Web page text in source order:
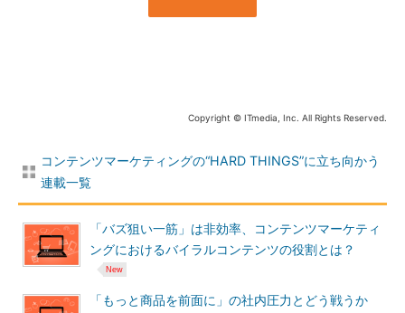
Copyright © ITmedia, Inc. All Rights Reserved.
コンテンツマーケティングの“HARD THINGS”に立ち向かう
連載一覧
「バズ狙い一筋」は非効率、コンテンツマーケティ
ングにおけるバイラルコンテンツの役割とは？
「もっと商品を前面に」の社内圧力とどう戦うか